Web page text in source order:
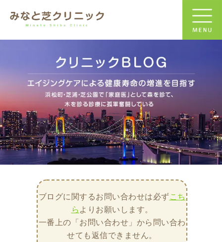
ブログに関するお問い合わせは必ずこち
ら よりお願いします。
一番上の「お問い合わせ」から問い合わ
せても返信できません。